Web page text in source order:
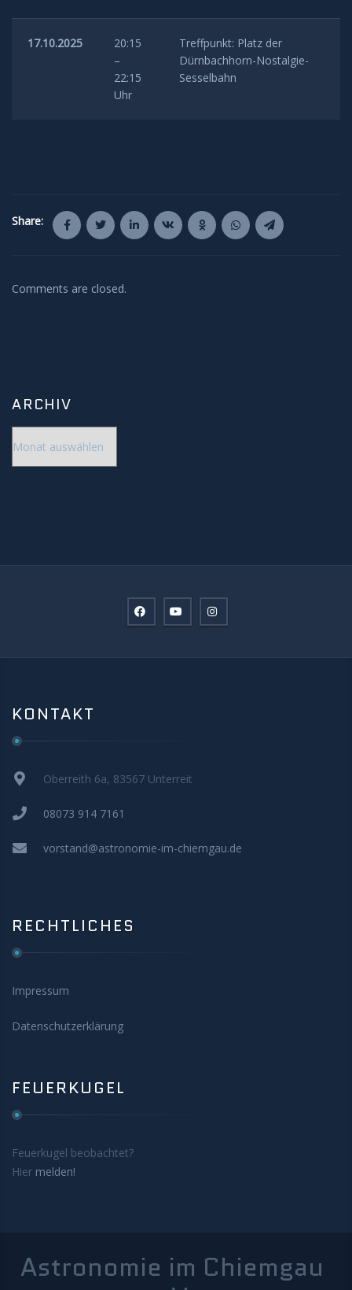
17.10.2025
20:15
–
22:15
Uhr
Treffpunkt: Platz der
Dürnbachhorn-Nostalgie-
Sesselbahn
Share:
Comments are closed.
ARCHIV
KONTAKT
Oberreith 6a, 83567 Unterreit
08073 914 7161
vorstand@astronomie-im-chiemgau.de
RECHTLICHES
Impressum
Datenschutzerklärung
FEUERKUGEL
Feuerkugel beobachtet?
Hier melden!
Astronomie im Chiemgau